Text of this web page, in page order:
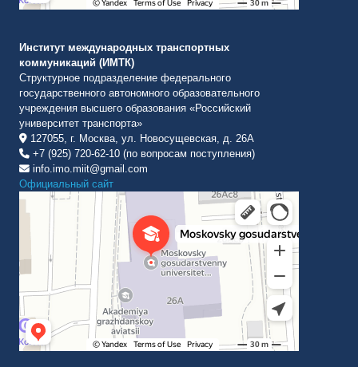
Институт международных транспортных
коммуникаций (ИМТК)
Структурное подразделение федерального
государственного автономного образовательного
учреждения высшего образования «Российский
университет транспорта»
127055, г. Москва, ул. Новосущевская, д. 26А
+7 (925) 720-62-10 (по вопросам поступления)
info.imo.miit@gmail.com
Официальный сайт
Институт международных транспортных коммуникаций Рут
ВУЗ в Москве